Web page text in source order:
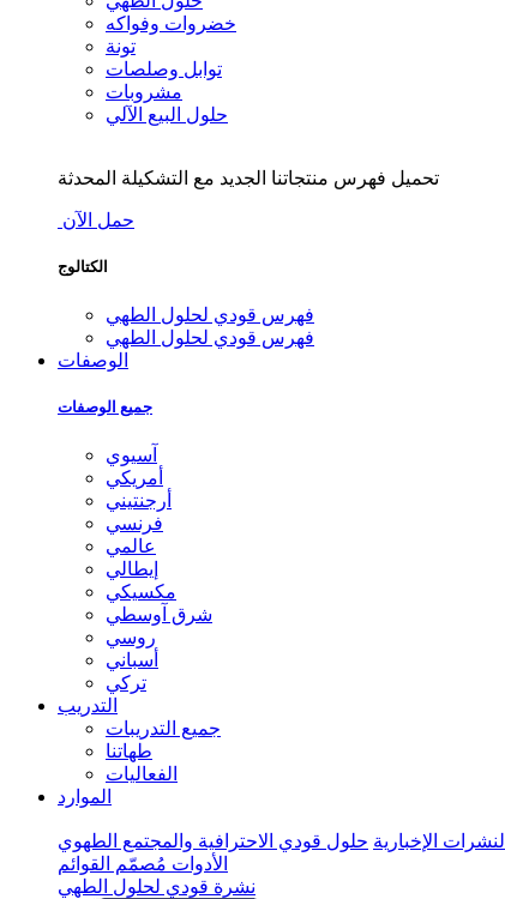
خضروات وفواكه
تونة
توابل وصلصات
مشروبات
حلول البيع الآلي
تحميل فهرس منتجاتنا الجديد مع التشكيلة المحدثة
حمل الآن
الكتالوج
فهرس قودي لحلول الطهي
فهرس قودي لحلول الطهي
الوصفات
جميع الوصفات
آسيوي
أمريكي
أرجنتيني
فرنسي
عالمي
إيطالي
مكسيكي
شرق آوسطي
روسي
أسباني
تركي
التدريب
جميع التدريبات
طهاتنا
الفعاليات
الموارد
النشرات الإخبارية حلول قودي الاحترافية والمجتمع الطهوي
الأدوات مُصمّم القوائم
نشرة قودي لحلول الطهي